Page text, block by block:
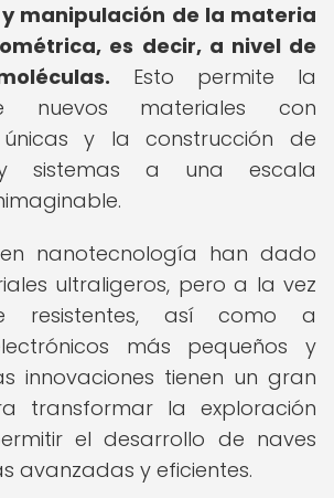
manipulación de la materia
es decir, a nivel de
Esto permite la
nuevos materiales con
y la construcción de
y sistemas a una escala
nanotecnología han dado
ultraligeros, pero a la vez
resistentes, así como a
más pequeños y
innovaciones tienen un gran
transformar la exploración
el desarrollo de naves
avanzadas y eficientes.